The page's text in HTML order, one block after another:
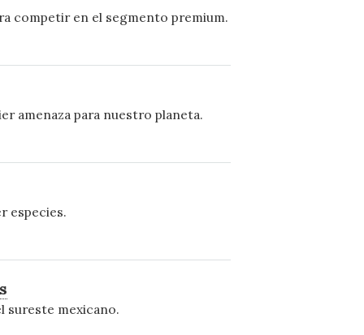
competir en el segmento premium.
amenaza para nuestro planeta.
especies.
sureste mexicano.